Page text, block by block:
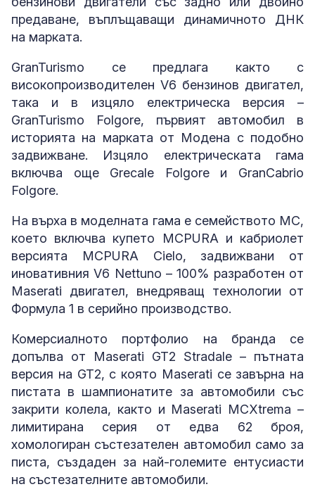
предаване, въплъщаващи динамичното ДНК
на марката.
GranTurismo се предлага както с
високопроизводителен V6 бензинов двигател,
така и в изцяло електрическа версия –
GranTurismo Folgore, първият автомобил в
историята на марката от Модена с подобно
задвижване. Изцяло електрическата гама
включва още Grecale Folgore и GranCabrio
Folgore.
На върха в моделната гама е семейството MC,
което включва купето MCPURA и кабриолет
версията MCPURA Cielo, задвижвани от
иновативния V6 Nettuno – 100% разработен от
Maserati двигател, внедряващ технологии от
Формула 1 в серийно производство.
Комерсиалното портфолио на бранда се
допълва от Maserati GT2 Stradale – пътната
версия на GT2, с която Maserati се завърна на
пистата в шампионатите за автомобили със
закрити колела, както и Maserati MCXtrema –
лимитирана серия от едва 62 броя,
хомологиран състезателен автомобил само за
писта, създаден за най-големите ентусиасти
на състезателните автомобили.